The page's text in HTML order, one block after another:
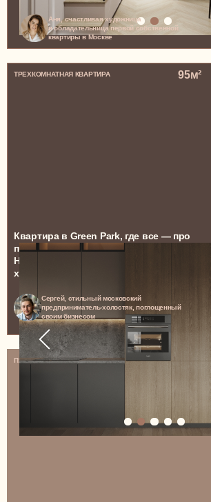
ПЯТИКОМНАТНАЯ КВАРТИРА 129 м²
Квартира в Green Park, где все — про
производительность и точность.
Ничего лишнего, только работа, дела и
хардкор
ТРЕХКОМНАТНАЯ КВАРТИРА 95м²
Аня, счастливая художница
и обладательница первой собственной
квартиры в Москве
Сергей, стильный московский
предприниматель-холостяк, поглощенный
своим бизнесом